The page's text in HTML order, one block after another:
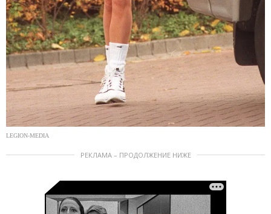
LEGION-MEDIA
РЕКЛАМА – ПРОДОЛЖЕНИЕ НИЖЕ